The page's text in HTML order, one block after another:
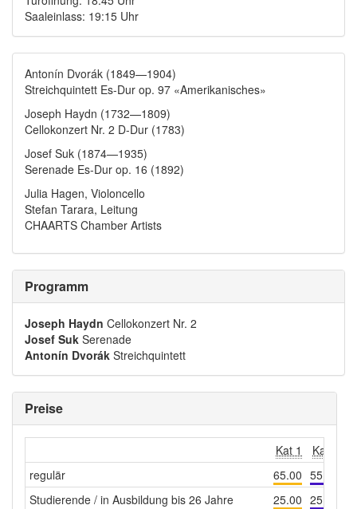
Saaleinlass: 19:15 Uhr
Antonín Dvorák (1849—1904)
Streichquintett Es-Dur op. 97 «Amerikanisches»
Joseph Haydn (1732—1809)
Cellokonzert Nr. 2 D-Dur (1783)
Josef Suk (1874—1935)
Serenade Es-Dur op. 16 (1892)
Julia Hagen, Violoncello
Stefan Tarara, Leitung
CHAARTS Chamber Artists
Programm
Joseph Haydn Cellokonzert Nr. 2
Josef Suk Serenade
Antonín Dvorák Streichquintett
Preise
Kat 1 Kat 2
regulär
65.00 55.00
Studierende / in Ausbildung bis 26 Jahre
25.00 25.00